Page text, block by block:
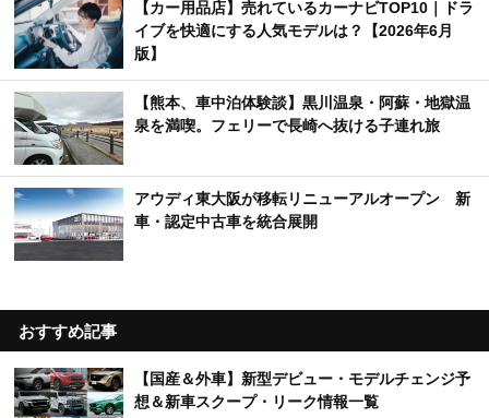
【カー用品店】売れているカーナビTOP10｜ドラ
イブを快適にする人気モデルは？【2026年6月
版】
【熊本、車中泊体験談】黒川温泉・阿蘇・地獄温
泉を満喫。フェリーで長崎へ抜ける子連れ旅
アウディ東大阪が移転リニューアルオープン 新
車・認定中古車を統合展開
おすすめ記事
【国産＆外車】新型デビュー・モデルチェンジ予
想＆新車スクープ・リーク情報一覧